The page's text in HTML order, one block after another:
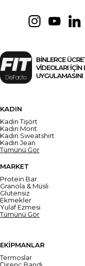
BİNLERCE
VİDEOLARI
UYGULAMASINI
KADIN
Kadın Tişört
Kadın Mont
Kadın Sweatshirt
Kadın Jean
Tümünü Gör
MARKET
Protein Bar
Granola & Müsli
Glutensiz
Ekmekler
Yulaf Ezmesi
Tümünü Gör
EKİPMANLAR
Termoslar
Direnç Bandı